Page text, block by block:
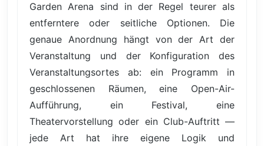
Garden Arena sind in der Regel teurer als
entferntere oder seitliche Optionen. Die
genaue Anordnung hängt von der Art der
Veranstaltung und der Konfiguration des
Veranstaltungsortes ab: ein Programm in
geschlossenen Räumen, eine Open-Air-
Aufführung, ein Festival, eine
Theatervorstellung oder ein Club-Auftritt —
jede Art hat ihre eigene Logik und